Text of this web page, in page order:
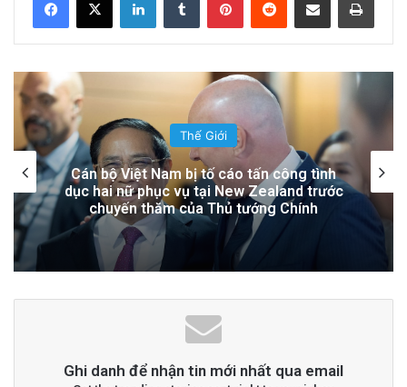
18 hours ago
Đọc thêmRead More
advertisement
Thế Giới
Lính Nga Nổ Súng Giết Đồng Đội và Tấn
Công Dân Thường Tại Crimea
Ghi danh để nhận tin mới nhất qua email